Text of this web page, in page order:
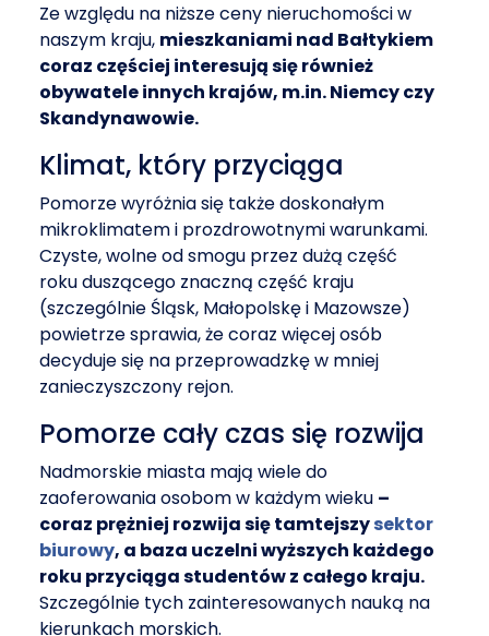
Ze względu na niższe ceny nieruchomości w
naszym kraju, mieszkaniami nad Bałtykiem
coraz częściej interesują się również
obywatele innych krajów, m.in. Niemcy czy
Skandynawowie.
Klimat, który przyciąga
Pomorze wyróżnia się także doskonałym
mikroklimatem i prozdrowotnymi warunkami.
Czyste, wolne od smogu przez dużą część
roku duszącego znaczną część kraju
(szczególnie Śląsk, Małopolskę i Mazowsze)
powietrze sprawia, że coraz więcej osób
decyduje się na przeprowadzkę w mniej
zanieczyszczony rejon.
Pomorze cały czas się rozwija
Nadmorskie miasta mają wiele do
zaoferowania osobom w każdym wieku –
coraz prężniej rozwija się tamtejszysektor
biurowy, a baza uczelni wyższych każdego
roku przyciąga studentów z całego kraju.
Szczególnie tych zainteresowanych nauką na
kierunkach morskich.